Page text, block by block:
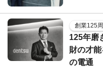
創業125
125年磨
財の才
の電通